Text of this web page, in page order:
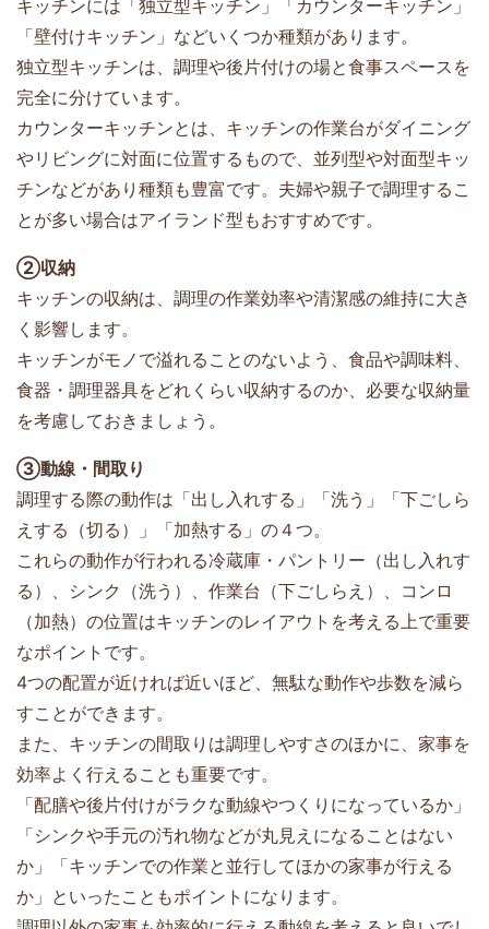
キッチンには「独立型キッチン」「カウンターキッチン」
「壁付けキッチン」などいくつか種類があります。
独立型キッチンは、調理や後片付けの場と食事スペースを
完全に分けています。
カウンターキッチンとは、キッチンの作業台がダイニング
やリビングに対面に位置するもので、並列型や対面型キッ
チンなどがあり種類も豊富です。夫婦や親子で調理するこ
とが多い場合はアイランド型もおすすめです。
②収納
キッチンの収納は、調理の作業効率や清潔感の維持に大き
く影響します。
キッチンがモノで溢れることのないよう、食品や調味料、
食器・調理器具をどれくらい収納するのか、必要な収納量
を考慮しておきましょう。
③動線・間取り
調理する際の動作は「出し入れする」「洗う」「下ごしら
えする（切る）」「加熱する」の４つ。
これらの動作が行われる冷蔵庫・パントリー（出し入れす
る）、シンク（洗う）、作業台（下ごしらえ）、コンロ
（加熱）の位置はキッチンのレイアウトを考える上で重要
なポイントです。
4つの配置が近ければ近いほど、無駄な動作や歩数を減ら
すことができます。
また、キッチンの間取りは調理しやすさのほかに、家事を
効率よく行えることも重要です。
「配膳や後片付けがラクな動線やつくりになっているか」
「シンクや手元の汚れ物などが丸見えになることはない
か」「キッチンでの作業と並行してほかの家事が行える
か」といったこともポイントになります。